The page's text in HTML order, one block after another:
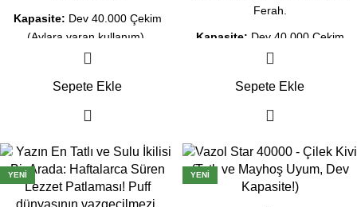
Kapasite: Dev 40.000 Çekim
(Aylara varan kullanım).
Likit ve Şarj göstergeli
akıllı dijital ekran.
Dual Mesh Coil ile
yoğun lezzet.
Şarj:Type-C Hızlı Şarj desteği.
Durum:Orijinal Kapalı Kutu, Aynı
Gün Kargo İmkanı.
Sepete Ekle
Ferah.
Kapasite: Dev 40.000 Çekim
(Haftalarca kullanım).
Likit ve Şarj göstergeli
Dual Mesh Coil ile
yoğun meyve lezzeti.
Şarj:Type-C Hızlı Şarj desteği.
Orijinal Kapalı Kutu, Aynı
Sepete Ekle
-6%
YENI
-6%
YENI